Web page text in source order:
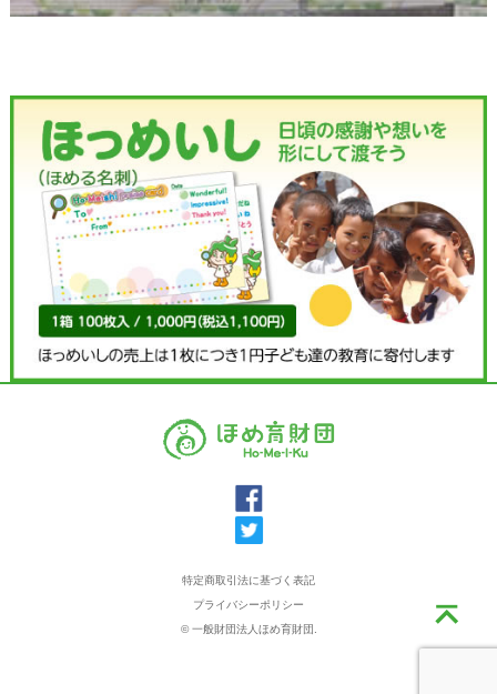
特定商取引法に基づく表記
プライバシーポリシー
© 一般財団法人ほめ育財団.